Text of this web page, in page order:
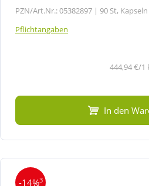
PZN/Art.Nr.: 05382897 | 90 St, Kapseln
Pflichtangaben
444,94 €/1
In den
-14%3